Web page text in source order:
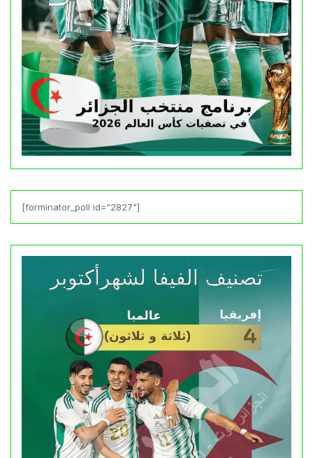
[forminator_poll id="2827"]